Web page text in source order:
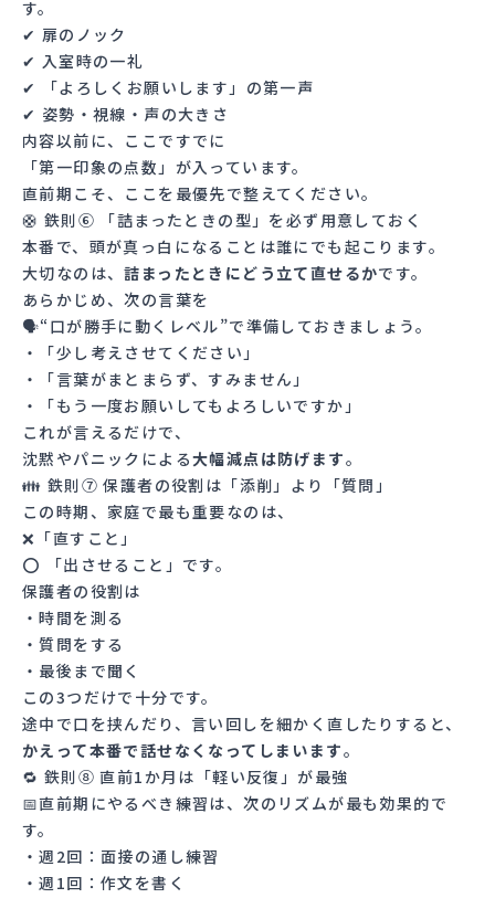
す。
✔ 扉のノック
✔ 入室時の一礼
✔ 「よろしくお願いします」の第一声
✔ 姿勢・視線・声の大きさ
内容以前に、ここですでに
「第一印象の点数」が入っています。
直前期こそ、ここを最優先で整えてください。
🛟 鉄則⑥ 「詰まったときの型」を必ず用意しておく
本番で、頭が真っ白になることは誰にでも起こります。
大切なのは、詰まったときにどう立て直せるかです。
あらかじめ、次の言葉を
🗣“口が勝手に動くレベル”で準備しておきましょう。
・「少し考えさせてください」
・「言葉がまとまらず、すみません」
・「もう一度お願いしてもよろしいですか」
これが言えるだけで、
沈黙やパニックによる大幅減点は防げます。
👪 鉄則⑦ 保護者の役割は「添削」より「質問」
この時期、家庭で最も重要なのは、
❌「直すこと」
⭕ 「出させること」です。
保護者の役割は
・時間を測る
・質問をする
・最後まで聞く
この3つだけで十分です。
途中で口を挟んだり、言い回しを細かく直したりすると、
かえって本番で話せなくなってしまいます。
🔁 鉄則⑧ 直前1か月は「軽い反復」が最強
📅直前期にやるべき練習は、次のリズムが最も効果的で
す。
・週2回：面接の通し練習
・週1回：作文を書く